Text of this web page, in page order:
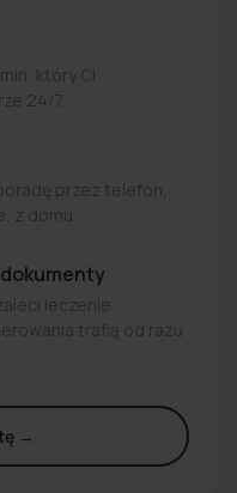
który Ci
24/7.
przez telefon,
z domu.
leczenie.
trafią od razu
→